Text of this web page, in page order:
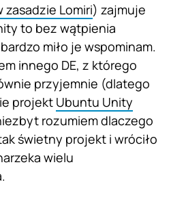
zasadzie Lomiri) zajmuje
to bez wątpienia
miło je wspominam.
innego DE, z którego
przyjemnie (dlatego
projekt Ubuntu Unity
rozumiem dlaczego
świetny projekt i wróciło
wielu